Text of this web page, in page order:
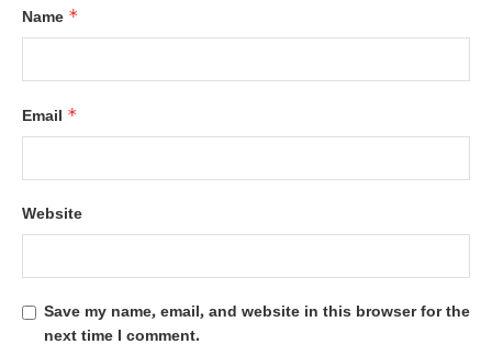
Name *
Email *
Website
Save my name, email, and website in this browser for the
next time I comment.